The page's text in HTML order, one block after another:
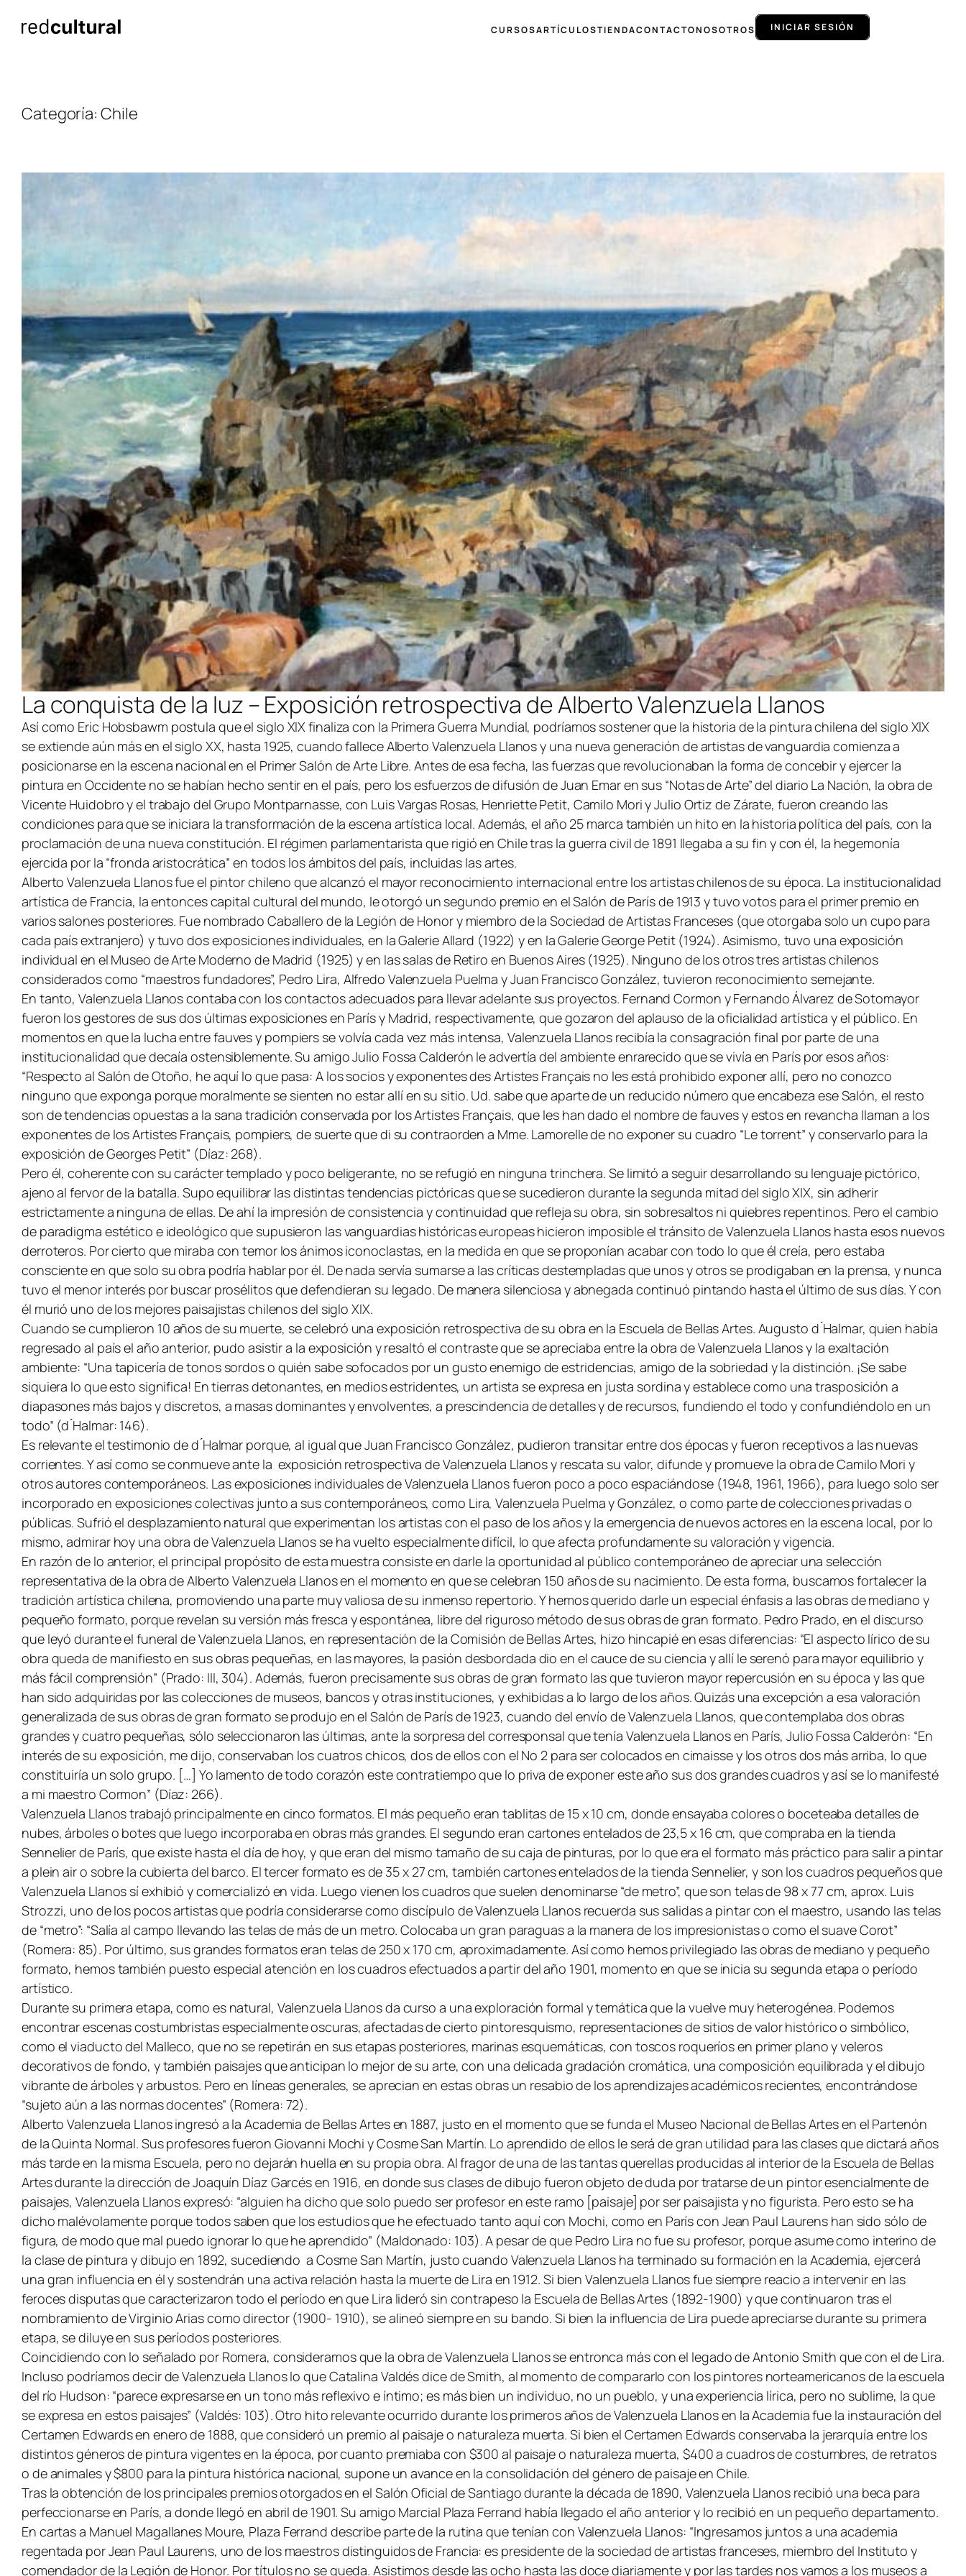
CURSOSARTÍCULOSTIENDACONTACTONOSOTROS INICIAR SESIÓN
Categoría: Chile
La conquista de la luz – Exposición retrospectiva de Alberto Valenzuela Llanos
Así como Eric Hobsbawm postula que el siglo XIX finaliza con la Primera Guerra Mundial, podríamos sostener que la historia de la pintura chilena del siglo XIX
se extiende aún más en el siglo XX, hasta 1925, cuando fallece Alberto Valenzuela Llanos y una nueva generación de artistas de vanguardia comienza a
posicionarse en la escena nacional en el Primer Salón de Arte Libre. Antes de esa fecha, las fuerzas que revolucionaban la forma de concebir y ejercer la
pintura en Occidente no se habían hecho sentir en el país, pero los esfuerzos de difusión de Juan Emar en sus “Notas de Arte” del diario La Nación, la obra de
Vicente Huidobro y el trabajo del Grupo Montparnasse, con Luis Vargas Rosas, Henriette Petit, Camilo Mori y Julio Ortiz de Zárate, fueron creando las
condiciones para que se iniciara la transformación de la escena artística local. Además, el año 25 marca también un hito en la historia política del país, con la
proclamación de una nueva constitución. El régimen parlamentarista que rigió en Chile tras la guerra civil de 1891 llegaba a su fin y con él, la hegemonía
ejercida por la “fronda aristocrática” en todos los ámbitos del país, incluidas las artes.
Alberto Valenzuela Llanos fue el pintor chileno que alcanzó el mayor reconocimiento internacional entre los artistas chilenos de su época. La institucionalidad
artística de Francia, la entonces capital cultural del mundo, le otorgó un segundo premio en el Salón de París de 1913 y tuvo votos para el primer premio en
varios salones posteriores. Fue nombrado Caballero de la Legión de Honor y miembro de la Sociedad de Artistas Franceses (que otorgaba solo un cupo para
cada país extranjero) y tuvo dos exposiciones individuales, en la Galerie Allard (1922) y en la Galerie George Petit (1924). Asimismo, tuvo una exposición
individual en el Museo de Arte Moderno de Madrid (1925) y en las salas de Retiro en Buenos Aires (1925). Ninguno de los otros tres artistas chilenos
considerados como “maestros fundadores”, Pedro Lira, Alfredo Valenzuela Puelma y Juan Francisco González, tuvieron reconocimiento semejante.
En tanto, Valenzuela Llanos contaba con los contactos adecuados para llevar adelante sus proyectos. Fernand Cormon y Fernando Álvarez de Sotomayor
fueron los gestores de sus dos últimas exposiciones en París y Madrid, respectivamente, que gozaron del aplauso de la oficialidad artística y el público. En
momentos en que la lucha entre fauves y pompiers se volvía cada vez más intensa, Valenzuela Llanos recibía la consagración final por parte de una
institucionalidad que decaía ostensiblemente. Su amigo Julio Fossa Calderón le advertía del ambiente enrarecido que se vivía en París por esos años:
“Respecto al Salón de Otoño, he aquí lo que pasa: A los socios y exponentes des Artistes Français no les está prohibido exponer allí, pero no conozco
ninguno que exponga porque moralmente se sienten no estar allí en su sitio. Ud. sabe que aparte de un reducido número que encabeza ese Salón, el resto
son de tendencias opuestas a la sana tradición conservada por los Artistes Français, que les han dado el nombre de fauves y estos en revancha llaman a los
exponentes de los Artistes Français, pompiers, de suerte que di su contraorden a Mme. Lamorelle de no exponer su cuadro “Le torrent” y conservarlo para la
exposición de Georges Petit” (Díaz: 268).
Pero él, coherente con su carácter templado y poco beligerante, no se refugió en ninguna trinchera. Se limitó a seguir desarrollando su lenguaje pictórico,
ajeno al fervor de la batalla. Supo equilibrar las distintas tendencias pictóricas que se sucedieron durante la segunda mitad del siglo XIX, sin adherir
estrictamente a ninguna de ellas. De ahí la impresión de consistencia y continuidad que refleja su obra, sin sobresaltos ni quiebres repentinos. Pero el cambio
de paradigma estético e ideológico que supusieron las vanguardias históricas europeas hicieron imposible el tránsito de Valenzuela Llanos hasta esos nuevos
derroteros. Por cierto que miraba con temor los ánimos iconoclastas, en la medida en que se proponían acabar con todo lo que él creía, pero estaba
consciente en que solo su obra podría hablar por él. De nada servía sumarse a las críticas destempladas que unos y otros se prodigaban en la prensa, y nunca
tuvo el menor interés por buscar prosélitos que defendieran su legado. De manera silenciosa y abnegada continuó pintando hasta el último de sus días. Y con
él murió uno de los mejores paisajistas chilenos del siglo XIX.
Cuando se cumplieron 10 años de su muerte, se celebró una exposición retrospectiva de su obra en la Escuela de Bellas Artes. Augusto d ́Halmar, quien había
regresado al país el año anterior, pudo asistir a la exposición y resaltó el contraste que se apreciaba entre la obra de Valenzuela Llanos y la exaltación
ambiente: “Una tapicería de tonos sordos o quién sabe sofocados por un gusto enemigo de estridencias, amigo de la sobriedad y la distinción. ¡Se sabe
siquiera lo que esto significa! En tierras detonantes, en medios estridentes, un artista se expresa en justa sordina y establece como una trasposición a
diapasones más bajos y discretos, a masas dominantes y envolventes, a prescindencia de detalles y de recursos, fundiendo el todo y confundiéndolo en un
todo” (d ́Halmar: 146).
Es relevante el testimonio de d ́Halmar porque, al igual que Juan Francisco González, pudieron transitar entre dos épocas y fueron receptivos a las nuevas
corrientes. Y así como se conmueve ante la exposición retrospectiva de Valenzuela Llanos y rescata su valor, difunde y promueve la obra de Camilo Mori y
otros autores contemporáneos. Las exposiciones individuales de Valenzuela Llanos fueron poco a poco espaciándose (1948, 1961, 1966), para luego solo ser
incorporado en exposiciones colectivas junto a sus contemporáneos, como Lira, Valenzuela Puelma y González, o como parte de colecciones privadas o
públicas. Sufrió el desplazamiento natural que experimentan los artistas con el paso de los años y la emergencia de nuevos actores en la escena local, por lo
mismo, admirar hoy una obra de Valenzuela Llanos se ha vuelto especialmente difícil, lo que afecta profundamente su valoración y vigencia.
En razón de lo anterior, el principal propósito de esta muestra consiste en darle la oportunidad al público contemporáneo de apreciar una selección
representativa de la obra de Alberto Valenzuela Llanos en el momento en que se celebran 150 años de su nacimiento. De esta forma, buscamos fortalecer la
tradición artística chilena, promoviendo una parte muy valiosa de su inmenso repertorio. Y hemos querido darle un especial énfasis a las obras de mediano y
pequeño formato, porque revelan su versión más fresca y espontánea, libre del riguroso método de sus obras de gran formato. Pedro Prado, en el discurso
que leyó durante el funeral de Valenzuela Llanos, en representación de la Comisión de Bellas Artes, hizo hincapié en esas diferencias: “El aspecto lírico de su
obra queda de manifiesto en sus obras pequeñas, en las mayores, la pasión desbordada dio en el cauce de su ciencia y allí le serenó para mayor equilibrio y
más fácil comprensión” (Prado: III, 304). Además, fueron precisamente sus obras de gran formato las que tuvieron mayor repercusión en su época y las que
han sido adquiridas por las colecciones de museos, bancos y otras instituciones, y exhibidas a lo largo de los años. Quizás una excepción a esa valoración
generalizada de sus obras de gran formato se produjo en el Salón de París de 1923, cuando del envío de Valenzuela Llanos, que contemplaba dos obras
grandes y cuatro pequeñas, sólo seleccionaron las últimas, ante la sorpresa del corresponsal que tenía Valenzuela Llanos en París, Julio Fossa Calderón: “En
interés de su exposición, me dijo, conservaban los cuatros chicos, dos de ellos con el No 2 para ser colocados en cimaisse y los otros dos más arriba, lo que
constituiría un solo grupo. […] Yo lamento de todo corazón este contratiempo que lo priva de exponer este año sus dos grandes cuadros y así se lo manifesté
a mi maestro Cormon” (Díaz: 266).
Valenzuela Llanos trabajó principalmente en cinco formatos. El más pequeño eran tablitas de 15 x 10 cm, donde ensayaba colores o boceteaba detalles de
nubes, árboles o botes que luego incorporaba en obras más grandes. El segundo eran cartones entelados de 23,5 x 16 cm, que compraba en la tienda
Sennelier de París, que existe hasta el día de hoy, y que eran del mismo tamaño de su caja de pinturas, por lo que era el formato más práctico para salir a pintar
a plein air o sobre la cubierta del barco. El tercer formato es de 35 x 27 cm, también cartones entelados de la tienda Sennelier, y son los cuadros pequeños que
Valenzuela Llanos sí exhibió y comercializó en vida. Luego vienen los cuadros que suelen denominarse “de metro”, que son telas de 98 x 77 cm, aprox. Luis
Strozzi, uno de los pocos artistas que podría considerarse como discípulo de Valenzuela Llanos recuerda sus salidas a pintar con el maestro, usando las telas
de “metro”: “Salía al campo llevando las telas de más de un metro. Colocaba un gran paraguas a la manera de los impresionistas o como el suave Corot”
(Romera: 85). Por último, sus grandes formatos eran telas de 250 x 170 cm, aproximadamente. Así como hemos privilegiado las obras de mediano y pequeño
formato, hemos también puesto especial atención en los cuadros efectuados a partir del año 1901, momento en que se inicia su segunda etapa o período
artístico.
Durante su primera etapa, como es natural, Valenzuela Llanos da curso a una exploración formal y temática que la vuelve muy heterogénea. Podemos
encontrar escenas costumbristas especialmente oscuras, afectadas de cierto pintoresquismo, representaciones de sitios de valor histórico o simbólico,
como el viaducto del Malleco, que no se repetirán en sus etapas posteriores, marinas esquemáticas, con toscos roqueríos en primer plano y veleros
decorativos de fondo, y también paisajes que anticipan lo mejor de su arte, con una delicada gradación cromática, una composición equilibrada y el dibujo
vibrante de árboles y arbustos. Pero en líneas generales, se aprecian en estas obras un resabio de los aprendizajes académicos recientes, encontrándose
“sujeto aún a las normas docentes” (Romera: 72).
Alberto Valenzuela Llanos ingresó a la Academia de Bellas Artes en 1887, justo en el momento que se funda el Museo Nacional de Bellas Artes en el Partenón
de la Quinta Normal. Sus profesores fueron Giovanni Mochi y Cosme San Martín. Lo aprendido de ellos le será de gran utilidad para las clases que dictará años
más tarde en la misma Escuela, pero no dejarán huella en su propia obra. Al fragor de una de las tantas querellas producidas al interior de la Escuela de Bellas
Artes durante la dirección de Joaquín Díaz Garcés en 1916, en donde sus clases de dibujo fueron objeto de duda por tratarse de un pintor esencialmente de
paisajes, Valenzuela Llanos expresó: “alguien ha dicho que solo puedo ser profesor en este ramo [paisaje] por ser paisajista y no figurista. Pero esto se ha
dicho malévolamente porque todos saben que los estudios que he efectuado tanto aquí con Mochi, como en París con Jean Paul Laurens han sido sólo de
figura, de modo que mal puedo ignorar lo que he aprendido” (Maldonado: 103). A pesar de que Pedro Lira no fue su profesor, porque asume como interino de
la clase de pintura y dibujo en 1892, sucediendo a Cosme San Martín, justo cuando Valenzuela Llanos ha terminado su formación en la Academia, ejercerá
una gran influencia en él y sostendrán una activa relación hasta la muerte de Lira en 1912. Si bien Valenzuela Llanos fue siempre reacio a intervenir en las
feroces disputas que caracterizaron todo el período en que Lira lideró sin contrapeso la Escuela de Bellas Artes (1892-1900) y que continuaron tras el
nombramiento de Virginio Arias como director (1900- 1910), se alineó siempre en su bando. Si bien la influencia de Lira puede apreciarse durante su primera
etapa, se diluye en sus períodos posteriores.
Coincidiendo con lo señalado por Romera, consideramos que la obra de Valenzuela Llanos se entronca más con el legado de Antonio Smith que con el de Lira.
Incluso podríamos decir de Valenzuela Llanos lo que Catalina Valdés dice de Smith, al momento de compararlo con los pintores norteamericanos de la escuela
del río Hudson: “parece expresarse en un tono más reflexivo e íntimo; es más bien un individuo, no un pueblo, y una experiencia lírica, pero no sublime, la que
se expresa en estos paisajes” (Valdés: 103). Otro hito relevante ocurrido durante los primeros años de Valenzuela Llanos en la Academia fue la instauración del
Certamen Edwards en enero de 1888, que consideró un premio al paisaje o naturaleza muerta. Si bien el Certamen Edwards conservaba la jerarquía entre los
distintos géneros de pintura vigentes en la época, por cuanto premiaba con $300 al paisaje o naturaleza muerta, $400 a cuadros de costumbres, de retratos
o de animales y $800 para la pintura histórica nacional, supone un avance en la consolidación del género de paisaje en Chile.
Tras la obtención de los principales premios otorgados en el Salón Oficial de Santiago durante la década de 1890, Valenzuela Llanos recibió una beca para
perfeccionarse en París, a donde llegó en abril de 1901. Su amigo Marcial Plaza Ferrand había llegado el año anterior y lo recibió en un pequeño departamento.
En cartas a Manuel Magallanes Moure, Plaza Ferrand describe parte de la rutina que tenían con Valenzuela Llanos: “Ingresamos juntos a una academia
regentada por Jean Paul Laurens, uno de los maestros distinguidos de Francia: es presidente de la sociedad de artistas franceses, miembro del Instituto y
comendador de la Legión de Honor. Por títulos no se queda. Asistimos desde las ocho hasta las doce diariamente y por las tardes nos vamos a los museos a